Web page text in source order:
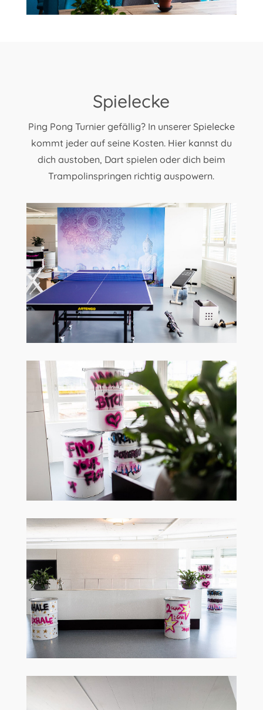
Spielecke
Ping Pong Turnier gefällig? In unserer Spielecke
kommt jeder auf seine Kosten. Hier kannst du
dich austoben, Dart spielen oder dich beim
Trampolinspringen richtig auspowern.